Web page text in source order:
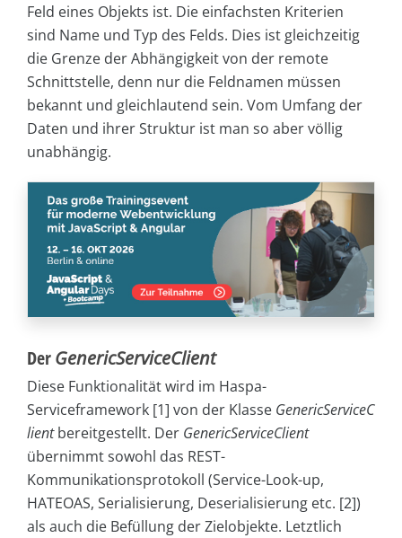
Feld eines Objekts ist. Die einfachsten Kriterien
sind Name und Typ des Felds. Dies ist gleichzeitig
die Grenze der Abhängigkeit von der remote
Schnittstelle, denn nur die Feldnamen müssen
bekannt und gleichlautend sein. Vom Umfang der
Daten und ihrer Struktur ist man so aber völlig
unabhängig.
DerGenericServiceClient
Diese Funktionalität wird im Haspa-
Serviceframework [1] von der Klasse GenericServiceC
lientbereitgestellt. Der GenericServiceClient
übernimmt sowohl das REST-
Kommunikationsprotokoll (Service-Look-up,
HATEOAS, Serialisierung, Deserialisierung etc. [2])
als auch die Befüllung der Zielobjekte. Letztlich